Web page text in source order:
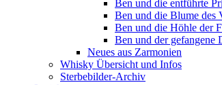
Ben und die entführte
Ben und die Blume des
Ben und die Höhle der
Ben und der gefangene
Neues aus Zarmonien
Whisky Übersicht und Infos
Sterbebilder-Archiv